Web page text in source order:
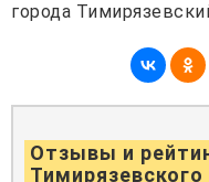
города
Отзывы и
Тимирязевского